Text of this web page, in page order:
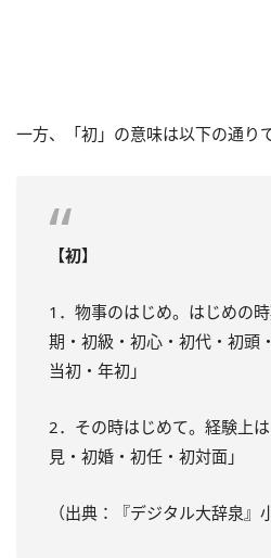
一方、「初」の意味は以下の通りで
【初】
1．物事のはじめ。はじめの
期・初級・初心・初代・初頭
当初・年初」
2．その時はじめて。経験上
見・初婚・初任・初対面」
（出典：『デジタル大辞泉』